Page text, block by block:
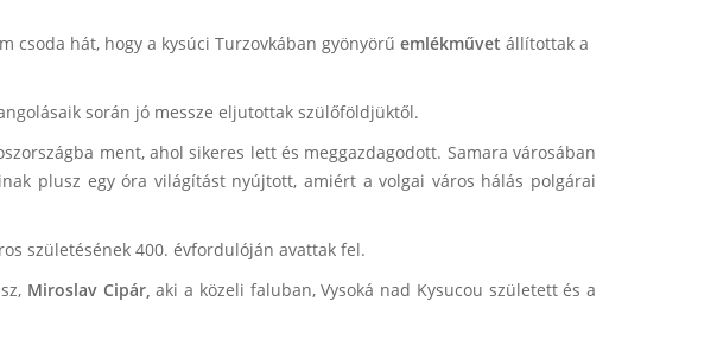
csoda hát, hogy a kysúci Turzovkában gyönyörű emlékművet állítottak a
során jó messze eljutottak szülőföldjüktől.
ment, ahol sikeres lett és meggazdagodott. Samara városában
plusz egy óra világítást nyújtott, amiért a volgai város hálás polgárai
születésének 400. évfordulóján avattak fel.
Miroslav Cipár,aki a közeli faluban, Vysoká nad Kysucou született és a